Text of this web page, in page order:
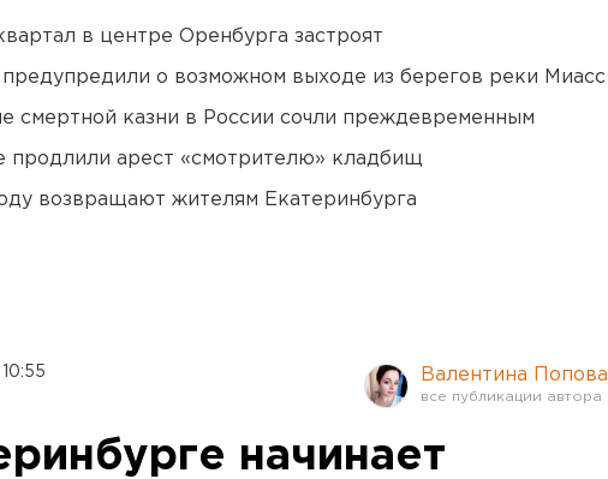
в центре Оренбурга застроят
о возможном выходе из берегов реки Миасс
смертной казни в России сочли преждевременным
продлили арест «смотрителю» кладбищ
возвращают жителям Екатеринбурга
Валентина Попова
начинает